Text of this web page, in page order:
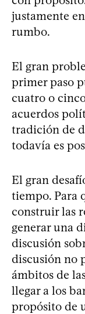
justamente
rumbo.
El gran
primer paso
cuatro o
acuerdos
tradición de
todavía es
El gran
tiempo. Para
construir las
generar una
discusión
discusión no
ámbitos de
llegar a los
propósito de